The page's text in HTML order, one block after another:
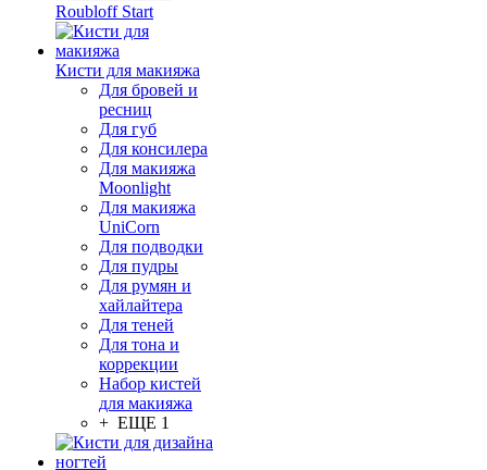
Roubloff Start
Кисти для макияжа
Для бровей и
ресниц
Для губ
Для консилера
Для макияжа
Moonlight
Для макияжа
UniCorn
Для подводки
Для пудры
Для румян и
хайлайтера
Для теней
Для тона и
коррекции
Набор кистей
для макияжа
+ ЕЩЕ 1